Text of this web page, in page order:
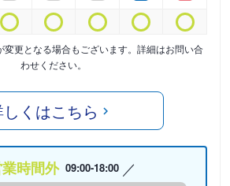
変更となる場合もございます。詳細はお問い合
わせください。
くはこちら
時間外 09:00-18:00